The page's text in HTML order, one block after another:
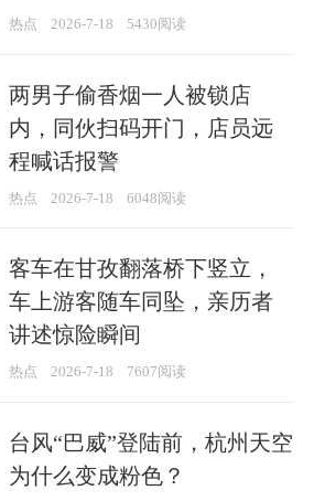
热点 2026-7-18 5430阅读
两男子偷香烟一人被锁店
内，同伙扫码开门，店员远
程喊话报警
热点 2026-7-18 6048阅读
客车在甘孜翻落桥下竖立，
车上游客随车同坠，亲历者
讲述惊险瞬间
热点 2026-7-18 7607阅读
台风“巴威”登陆前，杭州天空
为什么变成粉色？